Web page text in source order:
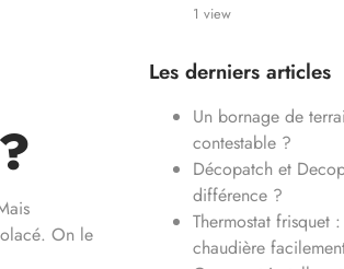
On le
1 view
Les derniers articles
Un bornage de
contestable ?
Décopatch et
différence ?
Thermostat frisquet
chaudière